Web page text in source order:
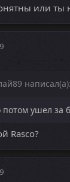
или ты
написал(а):
потом ушел за
Rasco?